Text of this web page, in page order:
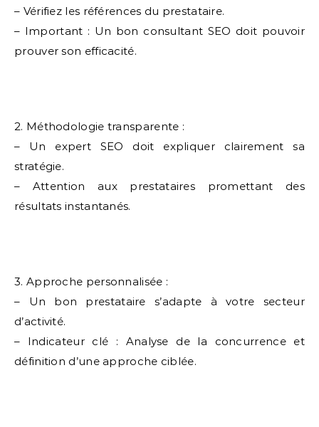
– Vérifiez les références du prestataire.
– Important : Un bon consultant SEO doit pouvoir
prouver son efficacité.
2. Méthodologie transparente :
– Un expert SEO doit expliquer clairement sa
stratégie.
– Attention aux prestataires promettant des
résultats instantanés.
3. Approche personnalisée :
– Un bon prestataire s’adapte à votre secteur
d’activité.
– Indicateur clé : Analyse de la concurrence et
définition d’une approche ciblée.